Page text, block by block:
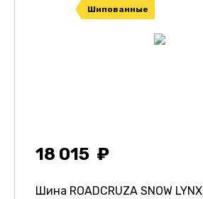
Шипованные
18 015
Шина ROADCRUZA SNOW LYNX